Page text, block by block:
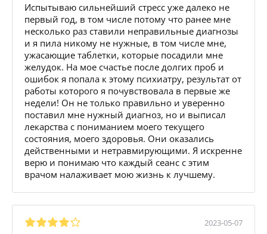
Испытываю сильнейший стресс уже далеко не
первый год, в том числе потому что ранее мне
несколько раз ставили неправильные диагнозы
и я пила никому не нужные, в том числе мне,
ужасающие таблетки, которые посадили мне
желудок. На мое счастье после долгих проб и
ошибок я попала к этому психиатру, результат от
работы которого я почувствовала в первые же
недели! Он не только правильно и уверенно
поставил мне нужный диагноз, но и выписал
лекарства с пониманием моего текущего
состояния, моего здоровья. Они оказались
действенными и нетравмирующими. Я искренне
верю и понимаю что каждый сеанс с этим
врачом налаживает мою жизнь к лучшему.
2023-05-07